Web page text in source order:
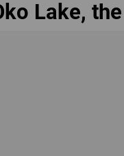
Lake,